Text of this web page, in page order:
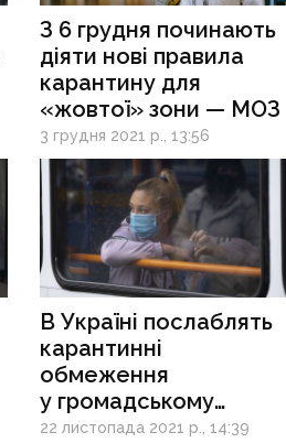
З 6 грудня починають
діяти нові правила
карантину для
«жовтої» зони — МОЗ
3 грудня 2021 р., 13:56
В Україні послаблять
карантинні
обмеження
у громадському
транспорті — МОЗ
22 листопада 2021 р., 14:39